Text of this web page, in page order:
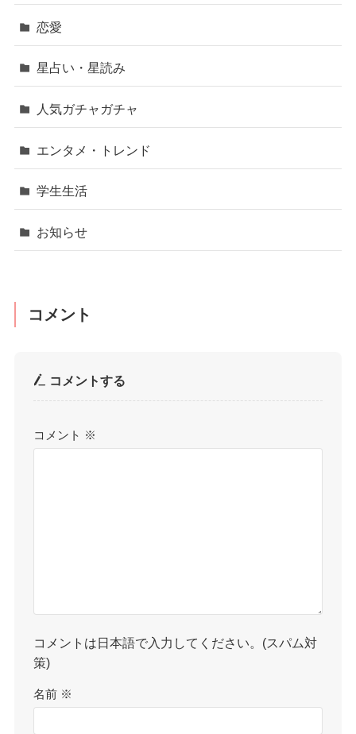
恋愛
星占い・星読み
人気ガチャガチャ
エンタメ・トレンド
学生生活
お知らせ
コメント
コメントする
コメント ※
コメントは日本語で入力してください。(スパム対
策)
名前 ※